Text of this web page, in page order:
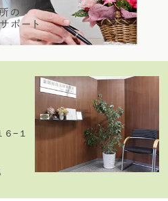
６−１